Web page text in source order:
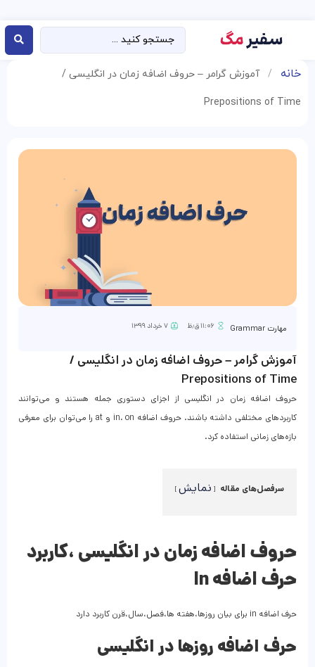
خانه / آموزش گرامر – حروف اضافه زمان در انگلیسی /
Prepositions of Time
مهارت Grammar ۱۱:۰۶ ق٫ظ ۷ خرداد ۱۳۹۹
آموزش گرامر – حروف اضافه زمان در انگلیسی /
Prepositions of Time
حروف اضافه زمان در انگلیسی از اجزای دستوری جمله هستند و می‌توانند
کاربرد‌های مختلفی داشته باشند. حروف اضافه in، on و at را می‌توان برای معرفی
بازه‌های زمانی استفاده کرد.
سرفصل‌های مقاله نمایش
حروف اضافه زمان در انگلیسی ،کاربرد
حرف اضافه In
حرف اضافه in برای بیان روزها،هفته ها،فصل،سال،قرن کاربرد دارد
حرف اضافه روزها در انگلیسی